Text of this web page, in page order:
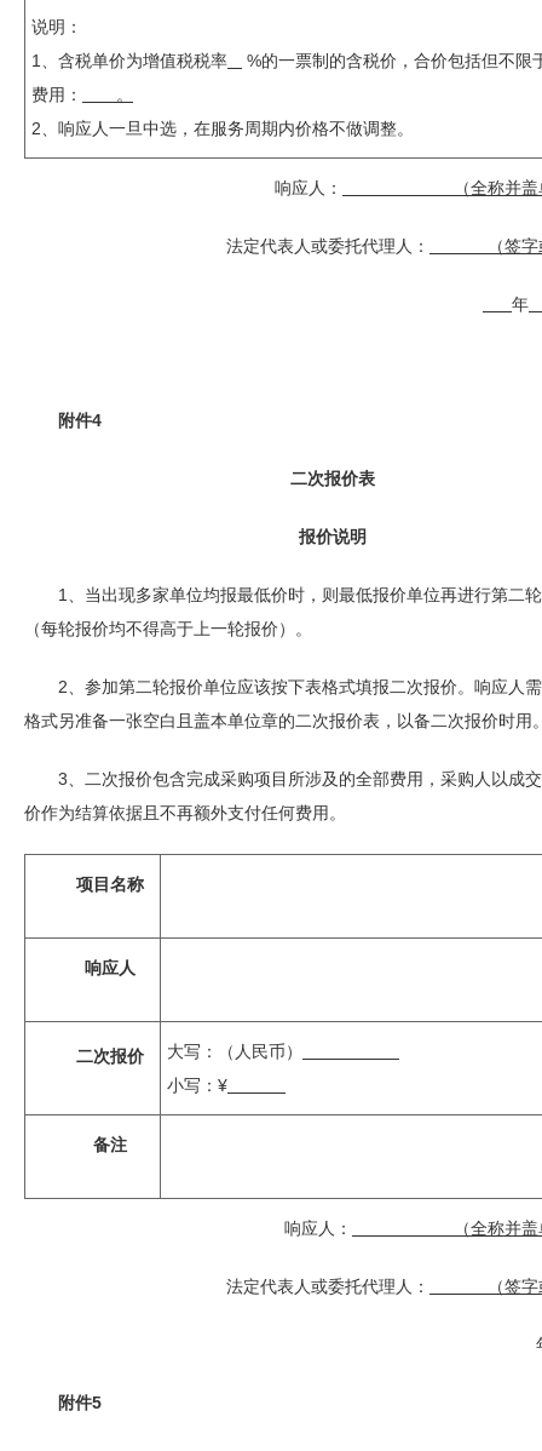
说明：
1、含税单价为增值税税率
%的一票制的含税价，合价包括但不限
费用：
。
2、响应人一旦中选，在服务周期内价格不做调整。
响应人： （全称并盖单
法定代表人或委托代理人： （签字或
年
附件4
二次报价表
报价说明
1、当出现多家单位均报最低价时，则最低报价单位再进行第二
（每轮报价均不得高于上一轮报价）。
2、参加第二轮报价单位应该按下表格式填报二次报价。响应人
格式另准备一张空白且盖本单位章的二次报价表，以备二次报价时用
3、二次报价包含完成采购项目所涉及的全部费用，采购人以成
价作为结算依据且不再额外支付任何费用。
项目名称
响应人
二次报价
大写：（人民币）
小写：¥
备注
响应人： （全称并盖单
法定代表人或委托代理人： （签字或
附件5